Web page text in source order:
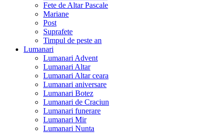
Fete de Altar Pascale
Mariane
Post
Suprafete
Timpul de peste an
Lumanari
Lumanari Advent
Lumanari Altar
Lumanari Altar ceara
Lumanari aniversare
Lumanari Botez
Lumanari de Craciun
Lumanari funerare
Lumanari Mir
Lumanari Nunta